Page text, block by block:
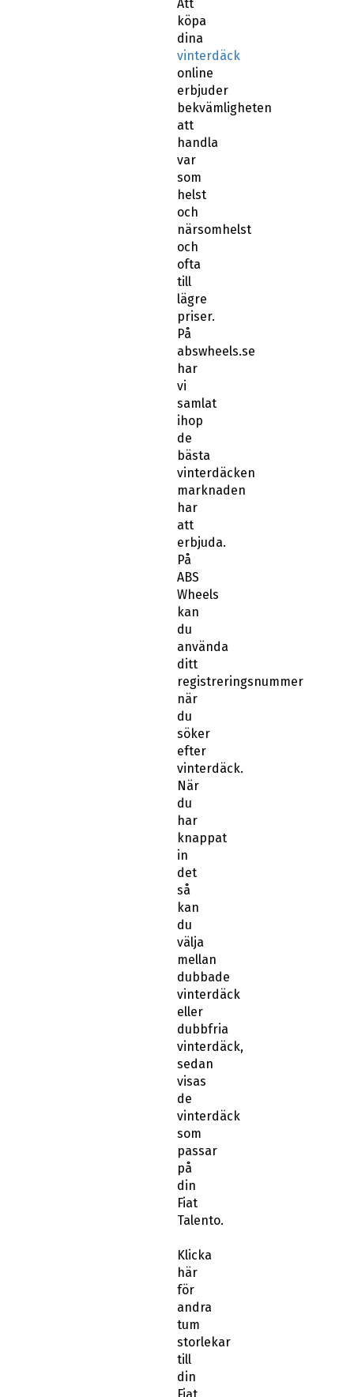
Att
köpa
dina
vinterdäck
online
erbjuder
bekvämligheten
att
handla
var
som
helst
och
närsomhelst
och
ofta
till
lägre
priser.
På
abswheels.se
har
vi
samlat
ihop
de
bästa
vinterdäcken
marknaden
har
att
erbjuda.
På
ABS
Wheels
kan
du
använda
ditt
registreringsnummer
när
du
söker
efter
vinterdäck.
När
du
har
knappat
in
det
så
kan
du
välja
mellan
dubbade
vinterdäck
eller
dubbfria
vinterdäck,
sedan
visas
de
vinterdäck
som
passar
på
din
Fiat
Talento.
Klicka
här
för
andra
tum
storlekar
till
din
Fiat